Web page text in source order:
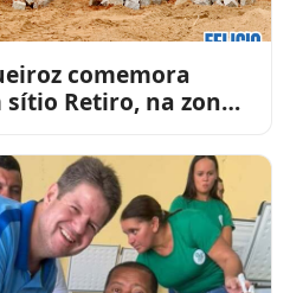
comemora
Retiro, na zona